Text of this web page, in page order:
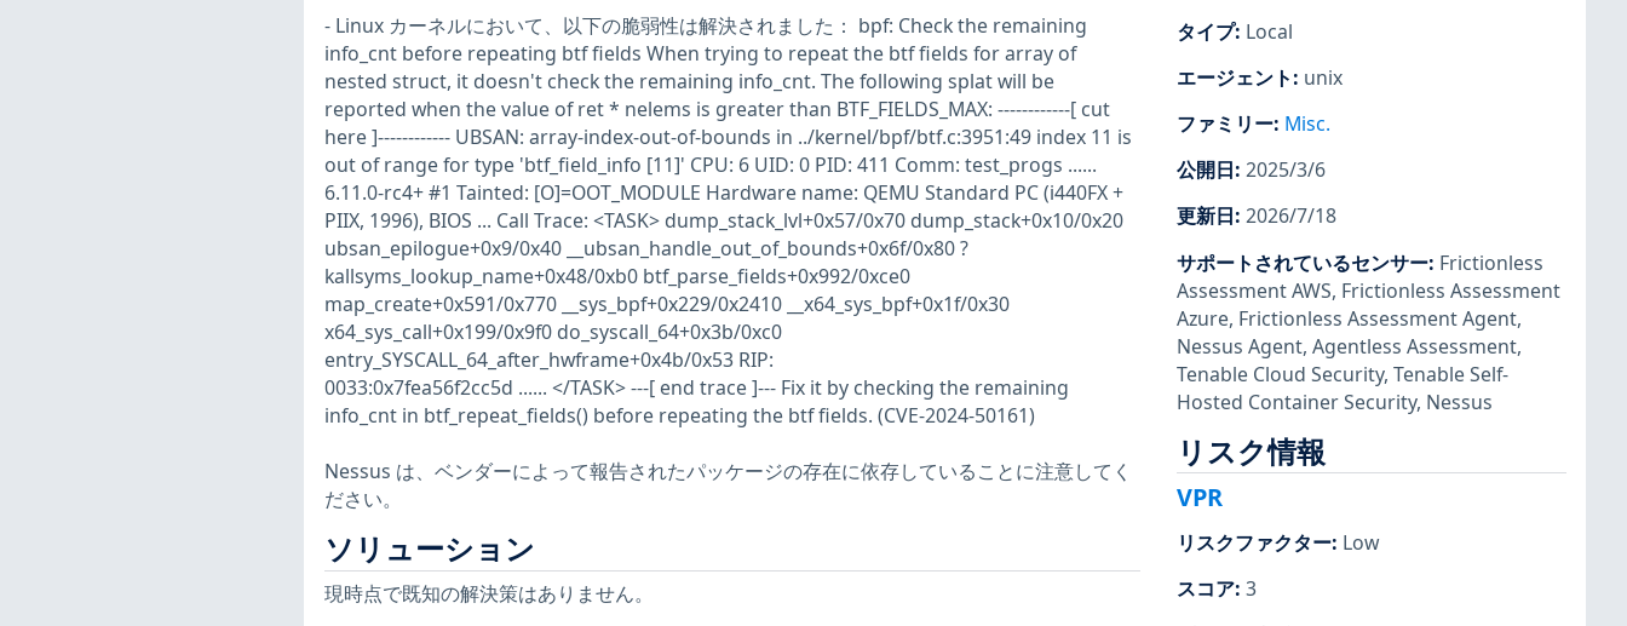
- Linux カーネルにおいて、以下の脆弱性は解決されました： bpf: Check the remaining
info_cnt before repeating btf fields When trying to repeat the btf fields for array of
nested struct, it doesn't check the remaining info_cnt. The following splat will be
reported when the value of ret * nelems is greater than BTF_FIELDS_MAX: ------------[ cut
here ]------------ UBSAN: array-index-out-of-bounds in ../kernel/bpf/btf.c:3951:49 index 11 is
out of range for type 'btf_field_info [11]' CPU: 6 UID: 0 PID: 411 Comm: test_progs ......
6.11.0-rc4+ #1 Tainted: [O]=OOT_MODULE Hardware name: QEMU Standard PC (i440FX +
PIIX, 1996), BIOS ... Call Trace: <TASK> dump_stack_lvl+0x57/0x70 dump_stack+0x10/0x20
ubsan_epilogue+0x9/0x40 __ubsan_handle_out_of_bounds+0x6f/0x80 ?
kallsyms_lookup_name+0x48/0xb0 btf_parse_fields+0x992/0xce0
map_create+0x591/0x770 __sys_bpf+0x229/0x2410 __x64_sys_bpf+0x1f/0x30
x64_sys_call+0x199/0x9f0 do_syscall_64+0x3b/0xc0
entry_SYSCALL_64_after_hwframe+0x4b/0x53 RIP:
0033:0x7fea56f2cc5d ...... </TASK> ---[ end trace ]--- Fix it by checking the remaining
info_cnt in btf_repeat_fields() before repeating the btf fields. (CVE-2024-50161)
Nessus は、ベンダーによって報告されたパッケージの存在に依存していることに注意してく
ださい。
ソリューション
現時点で既知の解決策はありません。
タイプ: Local
エージェント: unix
ファミリー: Misc.
公開日: 2025/3/6
更新日: 2026/7/18
サポートされているセンサー: Frictionless
Assessment AWS, Frictionless Assessment
Azure, Frictionless Assessment Agent,
Nessus Agent, Agentless Assessment,
Tenable Cloud Security, Tenable Self-
Hosted Container Security, Nessus
リスク情報
VPR
リスクファクター: Low
スコア: 3